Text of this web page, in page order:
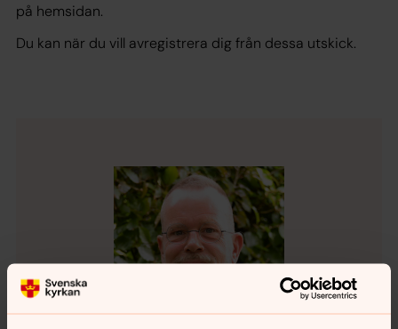
på hemsidan.
Du kan när du vill avregistrera dig från dessa utskick.